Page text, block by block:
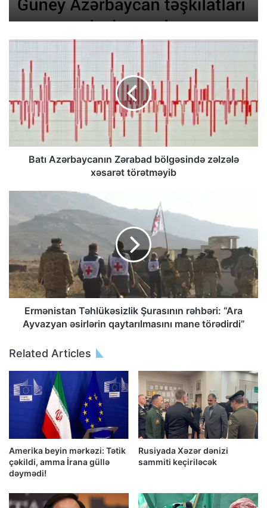
Batı Azərbaycanın Zərabad bölgəsində zəlzələ
xəsarət törətməyib
Ermənistan Təhlükəsizlik Şurasının rəhbəri: “Ara
Ayvazyan əsirlərin qaytarılmasını mane törədirdi”
Related Articles
Amerika beyin mərkəzi: Tətik
çəkildi, amma İrana güllə
dəymədi!
Rusiyada Xəzər dənizi
sammiti keçiriləcək